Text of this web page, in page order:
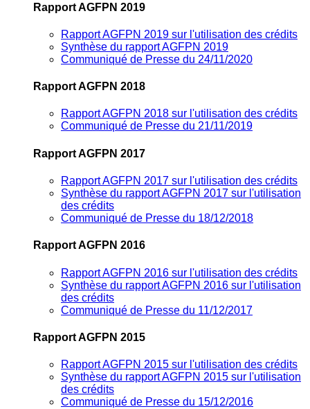
Rapport AGFPN 2019
Rapport AGFPN 2019 sur l'utilisation des crédits
Synthèse du rapport AGFPN 2019
Communiqué de Presse du 24/11/2020
Rapport AGFPN 2018
Rapport AGFPN 2018 sur l'utilisation des crédits
Communiqué de Presse du 21/11/2019
Rapport AGFPN 2017
Rapport AGFPN 2017 sur l'utilisation des crédits
Synthèse du rapport AGFPN 2017 sur l'utilisation
des crédits
Communiqué de Presse du 18/12/2018
Rapport AGFPN 2016
Rapport AGFPN 2016 sur l'utilisation des crédits
Synthèse du rapport AGFPN 2016 sur l'utilisation
des crédits
Communiqué de Presse du 11/12/2017
Rapport AGFPN 2015
Rapport AGFPN 2015 sur l'utilisation des crédits
Synthèse du rapport AGFPN 2015 sur l'utilisation
des crédits
Communiqué de Presse du 15/12/2016